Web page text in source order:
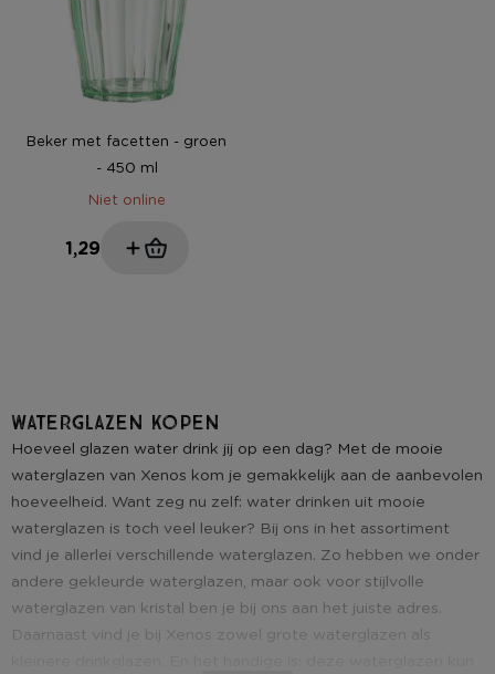
Beker met facetten - groen
- 450 ml
Niet online
1,29
Waterglazen kopen
Hoeveel glazen water drink jij op een dag? Met de mooie
waterglazen van Xenos kom je gemakkelijk aan de aanbevolen
hoeveelheid. Want zeg nu zelf: water drinken uit mooie
waterglazen is toch veel leuker? Bij ons in het assortiment
vind je allerlei verschillende waterglazen. Zo hebben we onder
andere gekleurde waterglazen, maar ook voor stijlvolle
waterglazen van kristal ben je bij ons aan het juiste adres.
Daarnaast vind je bij Xenos zowel grote waterglazen als